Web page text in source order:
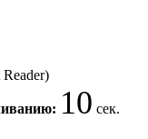
10 сек.